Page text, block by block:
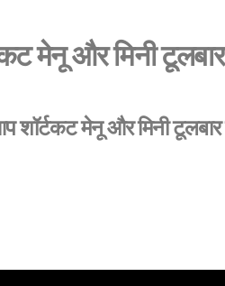
और मिनी टूलबार
शॉर्टकट मेनू और मिनी